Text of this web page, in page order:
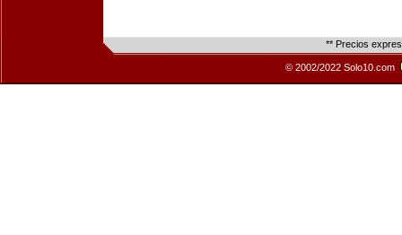
** Precios
© 2002/2022 Solo10.com